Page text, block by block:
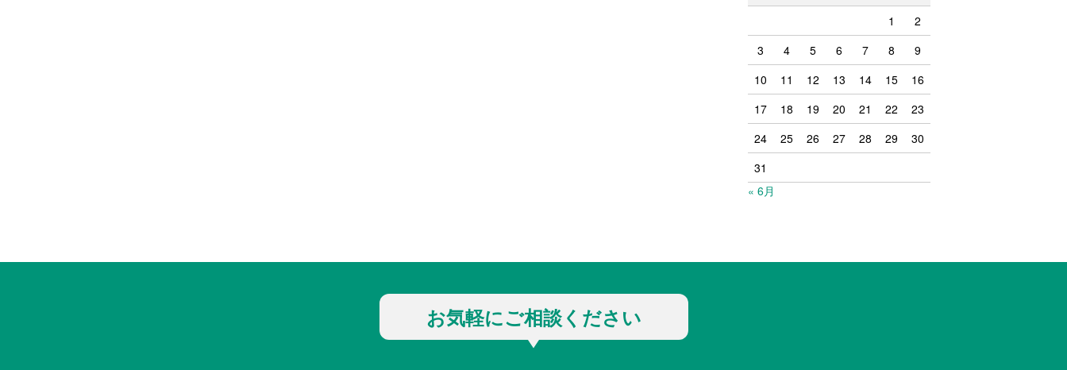
1
2
3
4 5 6 7 8
9
10
11 12 13 14 15
16
17
18 19 20 21 22
23
24
25 26 27 28 29
30
31
« 6月
お気軽にご相談ください